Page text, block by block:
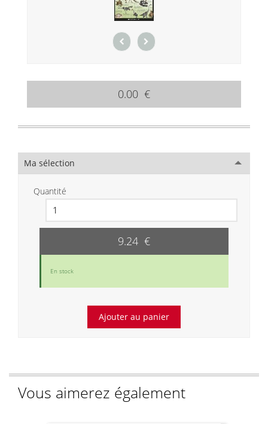
0.00 €
Ma sélection
Quantité
9.24 €
En stock
Vous aimerez également